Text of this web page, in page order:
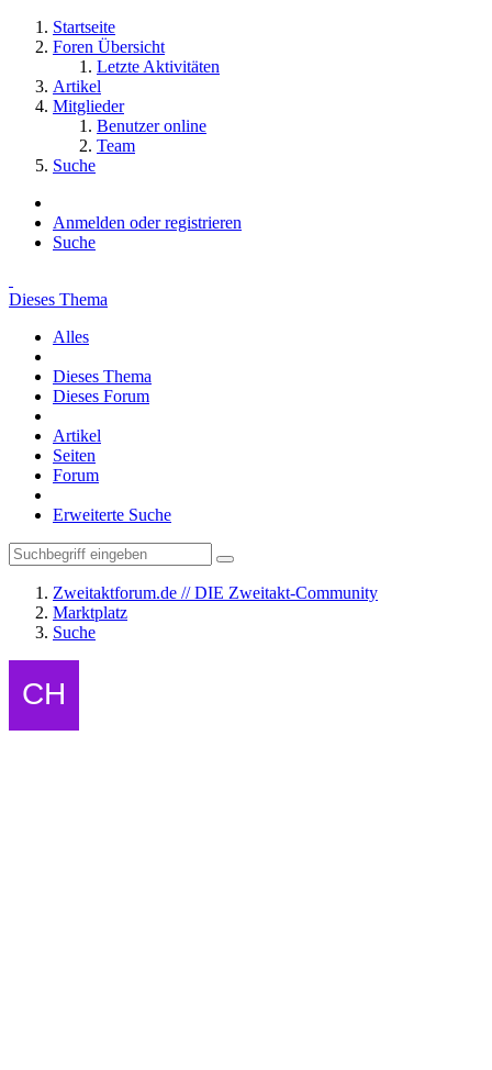
Startseite
Foren Übersicht
Letzte Aktivitäten
Artikel
Mitglieder
Benutzer online
Team
Suche
Anmelden oder registrieren
Suche
Dieses Thema
Alles
Dieses Thema
Dieses Forum
Artikel
Seiten
Forum
Erweiterte Suche
Zweitaktforum.de // DIE Zweitakt-Community
Marktplatz
Suche